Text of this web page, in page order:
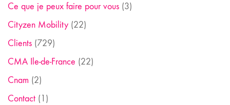
Ce que je peux faire pour vous (3)
Cityzen Mobility (22)
Clients (729)
CMA Ile-de-France (22)
Cnam (2)
Contact (1)